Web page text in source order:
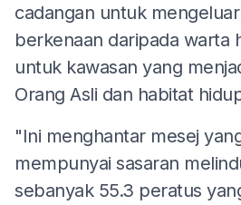
cadangan untuk
berkenaan daripada warta
untuk kawasan yang
Orang Asli dan habitat
"Ini menghantar mesej
mempunyai sasaran
sebanyak 55.3 peratus